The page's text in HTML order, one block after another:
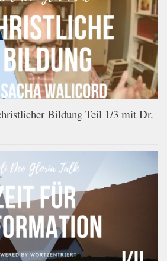
Bildung Teil 1/3 mit Dr.